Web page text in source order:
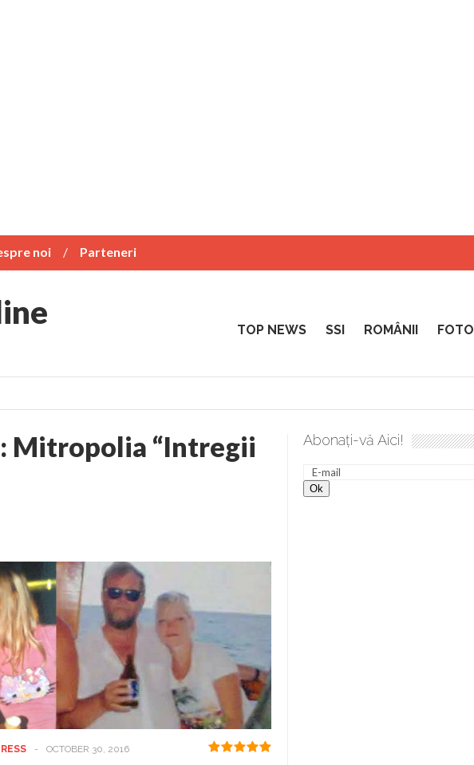
noi Parteneri
TOP NEWS SSI ROMÂNII
Hristos. Calea spre desăvârșire. Gând de duminică de Elena Solunca Moise
Mitropolia “Intregii
- OCTOBER 30, 2016
Abonați-vă Aici!